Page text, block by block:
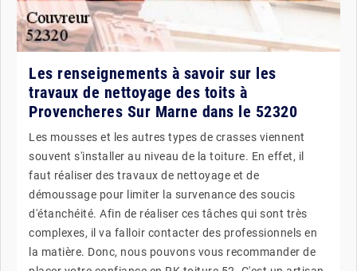
Les renseignements à savoir sur les
travaux de nettoyage des toits à
Provencheres Sur Marne dans le 52320
Les mousses et les autres types de crasses viennent
souvent s'installer au niveau de la toiture. En effet, il
faut réaliser des travaux de nettoyage et de
démoussage pour limiter la survenance des soucis
d'étanchéité. Afin de réaliser ces tâches qui sont très
complexes, il va falloir contacter des professionnels en
la matière. Donc, nous pouvons vous recommander de